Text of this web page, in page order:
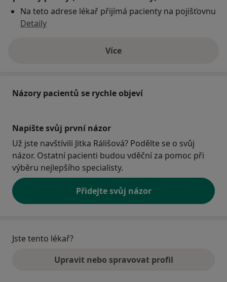
Na teto adrese lékař přijímá pacienty na pojišťovnu
Detaily
Víceo adrese
Názory pacientů se rychle objeví
Napište svůj první názor
Už jste navštívili Jitka Rálišová? Podělte se o svůj
názor. Ostatní pacienti budou vděční za pomoc při
výběru nejlepšího specialisty.
Přidejte svůj názor
Jste tento lékař?
Upravit nebo spravovat profil